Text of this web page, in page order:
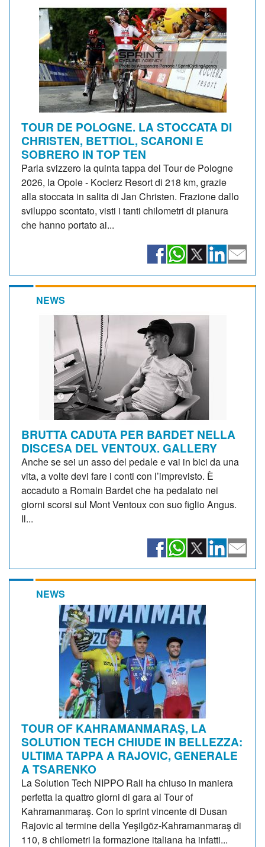
TOUR DE POLOGNE. LA STOCCATA DI
CHRISTEN, BETTIOL, SCARONI E
SOBRERO IN TOP TEN
Parla svizzero la quinta tappa del Tour de Pologne
2026, la Opole - Kocierz Resort di 218 km, grazie
alla stoccata in salita di Jan Christen. Frazione dallo
sviluppo scontato, visti i tanti chilometri di pianura
che hanno portato ai...
NEWS
BRUTTA CADUTA PER BARDET NELLA
DISCESA DEL VENTOUX. GALLERY
Anche se sei un asso del pedale e vai in bici da una
vita, a volte devi fare i conti con l’imprevisto. È
accaduto a Romain Bardet che ha pedalato nei
giorni scorsi sul Mont Ventoux con suo figlio Angus.
Il...
NEWS
TOUR OF KAHRAMANMARAŞ, LA
SOLUTION TECH CHIUDE IN BELLEZZA:
ULTIMA TAPPA A RAJOVIC, GENERALE
A TSARENKO
La Solution Tech NIPPO Rali ha chiuso in maniera
perfetta la quattro giorni di gara al Tour of
Kahramanmaraş. Con lo sprint vincente di Dusan
Rajovic al termine della Yeşilgöz-Kahramanmaraş di
110, 8 chilometri la formazione italiana ha infatti...